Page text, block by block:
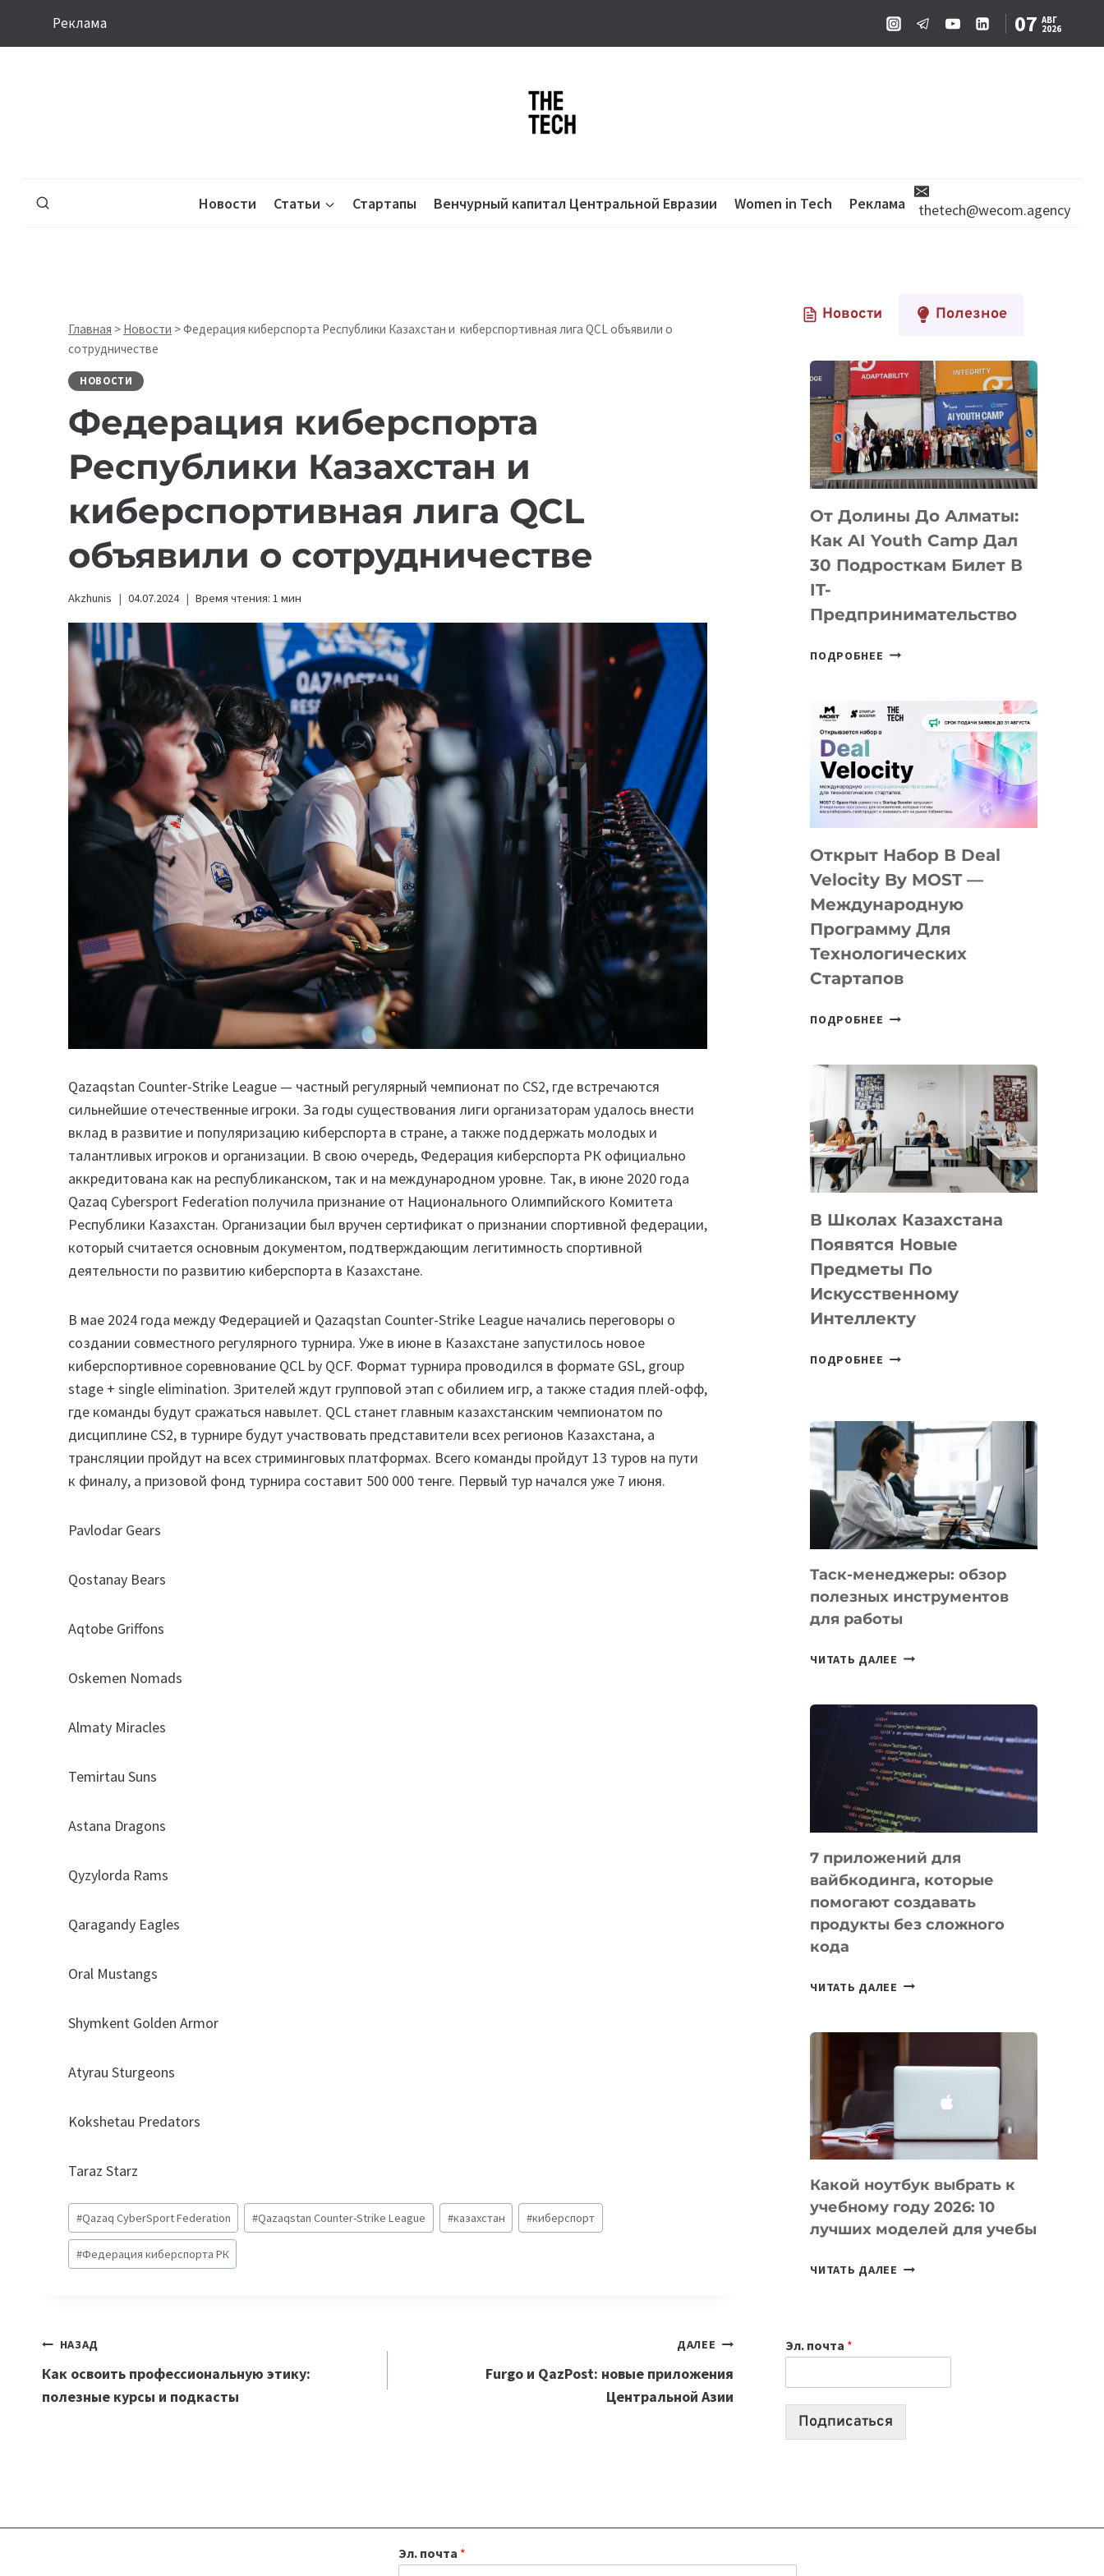
Реклама 07 АВГ
2026
Новости Статьи Стартапы Венчурный капитал Центральной Евразии Women in Tech Реклама thetech@wecom.agency
Главная > Новости >Федерация киберспорта Республики Казахстан и киберспортивная лига QCL объявили о
сотрудничестве
НОВОСТИ
Федерация киберспорта
Республики Казахстан и
киберспортивная лига QCL
объявили о сотрудничестве
Akzhunis 04.07.2024 Время чтения: 1 мин
Qazaqstan Counter-Strike League — частный регулярный чемпионат по CS2, где встречаются
сильнейшие отечественные игроки. За годы существования лиги организаторам удалось внести
вклад в развитие и популяризацию киберспорта в стране, а также поддержать молодых и
талантливых игроков и организации. В свою очередь, Федерация киберспорта РК официально
аккредитована как на республиканском, так и на международном уровне. Так, в июне 2020 года
Qazaq Cybersport Federation получила признание от Национального Олимпийского Комитета
Республики Казахстан. Организации был вручен сертификат о признании спортивной федерации,
который считается основным документом, подтверждающим легитимность спортивной
деятельности по развитию киберспорта в Казахстане.
В мае 2024 года между Федерацией и Qazaqstan Counter-Strike League начались переговоры о
создании совместного регулярного турнира. Уже в июне в Казахстане запустилось новое
киберспортивное соревнование QCL by QCF. Формат турнира проводился в формате GSL, group
stage + single elimination. Зрителей ждут групповой этап с обилием игр, а также стадия плей-офф,
где команды будут сражаться навылет. QCL станет главным казахстанским чемпионатом по
дисциплине CS2, в турнире будут участвовать представители всех регионов Казахстана, а
трансляции пройдут на всех стриминговых платформах. Всего команды пройдут 13 туров на пути
к финалу, а призовой фонд турнира составит 500 000 тенге. Первый тур начался уже 7 июня.
Pavlodar Gears
Qostanay Bears
Aqtobe Griffons
Oskemen Nomads
Almaty Miracles
Temirtau Suns
Astana Dragons
Qyzylorda Rams
Qaragandy Eagles
Oral Mustangs
Shymkent Golden Armor
Atyrau Sturgeons
Kokshetau Predators
Taraz Starz
Метки
записи:
#Qazaq CyberSport Federation #Qazaqstan Counter-Strike League #казахстан #киберспорт
#Федерация киберспорта РК
Навигация
по
НАЗАД
Как освоить профессиональную этику:
полезные курсы и подкасты
ДАЛЕЕ
Furgo и QazPost: новые приложения
Центральной Азии
Новости Полезное
От Долины До Алматы:
Как AI Youth Camp Дал
30 Подросткам Билет В
IT-
Предпринимательство
ПОДРОБНЕЕ ОТ
АЛМАТЫ:
YOUTH
CAMP
ДАЛ
ПОДРОСТКАМ
БИЛЕТ
IT-
ПРЕДПРИНИМАТЕЛЬСТВО
Открыт Набор В Deal
Velocity By MOST —
Международную
Программу Для
Технологических
Стартапов
ПОДРОБНЕЕ ОТКРЫТ
DEAL
VELOCITY
MOST
—
МЕЖДУНАРОДНУЮ
ДЛЯ
ТЕХНОЛОГИЧЕСКИХ
СТАРТАПОВ
В Школах Казахстана
Появятся Новые
Предметы По
Искусственному
Интеллекту
ПОДРОБНЕЕ
НОВЫЕ
ПРЕДМЕТЫ
ПО
ИСКУССТВЕННОМУ
ИНТЕЛЛЕКТУ
Таск-менеджеры: обзор
полезных инструментов
для работы
ЧИТАТЬ ДАЛЕЕ ТАСК-
ПОЛЕЗНЫХ
ИНСТРУМЕНТОВ
ДЛЯ
РАБОТЫ
7 приложений для
вайбкодинга, которые
помогают создавать
продукты без сложного
кода
ЧИТАТЬ ДАЛЕЕ
КОТОРЫЕ
СОЗДАВАТЬ
БЕЗ
КОДА
Какой ноутбук выбрать к
учебному году 2026: 10
лучших моделей для учебы
ЧИТАТЬ ДАЛЕЕ КАКОЙ
2026:
10
Эл. почта *
Подписаться
Эл. почта *